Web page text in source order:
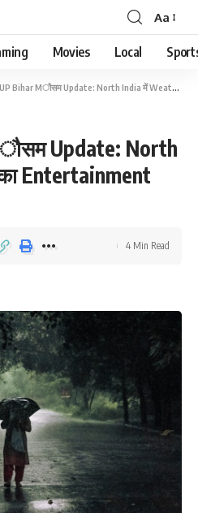
Font
Resizer
Aa
Movies Local
Mौसम Update: North India में Weather का Entertainment Connection देखिए
Update: North
Entertainment
4 Min Read